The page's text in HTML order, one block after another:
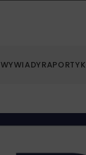
WYWIADYRAPORTY